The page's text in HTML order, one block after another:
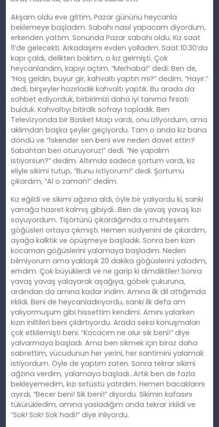
Akşam oldu eve gittim, Pazar gününü heycanla
beklemeye başladım. Sabahı nasıl yapacam diyordum,
erkenden yattım. Sonunda Pazar sabahı oldu. Kız saat
11’de gelecekti. Arkadaşımı evden yolladım. Saat 10:30’da
kapı çaldı, delikten baktım, o kız gelmişti. Çok
heycanlandım, kapıyı açtım. “Merhaba!” dedi. Ben de,
“Hoş geldin, buyur gir, kahvaltı yaptın mı?” dedim. “Hayır.”
dedi, birşeyler hazırladık kahvaltı yaptık. Bu arada da
sohbet ediyorduk, birbirimizi daha iyi tanıma fırsatı
bulduk. Kahvaltıyı bitirdik sofrayı topladık. Ben
Televizyonda bir Basket Maçı vardı, onu izliyordum, ama
aklımdan başka şeyler geçiyordu. Tam o anda kız bana
döndü ve “İskender sen beni eve neden davet ettin?
Sabahtan beri oturuyoruz!” dedi. “Ne yapalım
istiyorsun?” dedim. Altımda sadece şortum vardı, kız
eliyle sikimi tutup, “Bunu istiyorum!” dedi. Şortumu
çıkardım, “Al o zaman!” dedim.
Kız eğildi ve sikimi ağzına aldı, öyle bir yalıyordu ki, sanki
yarrağa hasret kalmış gibiydi…Ben de yavaş yavaş kızı
soyuyordum. Tişörtünü çıkardığımda o muhteşem
göğüsleri ortaya çıkmıştı. Hemen südyenini de çıkardım,
ayağa kalktık ve öpüşmeye başladık. Sonra ben kızın
kocaman göğüslerini yalamaya başladım. Neden
bilmiyorum ama yaklaşık 20 dakika göğüslerini yaladım,
emdim. Çok büyüklerdi ve ne garip ki dimdiktiler! Sonra
yavaş yavaş yalayarak aşağıya, göbek çukuruna,
ardından da amına kadar indim. Amına ilk dil attığımda
irkildi. Beni de heycanladırıyordu, sanki ilk defa am
yalıyormuşum gibi hissettim kendimi. Amını yalarken
kızın iniltileri beni çıldırtıyordu. Arada seksi konuşmaları
çok etkilemişti beni. “Kocacım ne olur sik beni!” diye
yalvarmaya başladı. Ama ben sikmek için biraz daha
sabrettim, vücudunun her yerini, her santimini yalamak
istiyordum. Öyle de yaptım zaten. Sonra tekrar sikimi
ağzına verdim, yalamaya başladı…Artık ben de fazla
bekleyemedim, kızı sırtüstü yatırdım. Hemen bacaklarını
ayırdı, “Becer beni! Sik beni!” diyordu. Sikimin kafasını
tükürükledim, amına yasladığım anda tekrar irkildi ve
“Sok! Sok! Sok hadi!” diye inliyordu.